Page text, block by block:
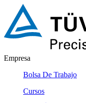
Empresa
Bolsa De Trabajo
Cursos